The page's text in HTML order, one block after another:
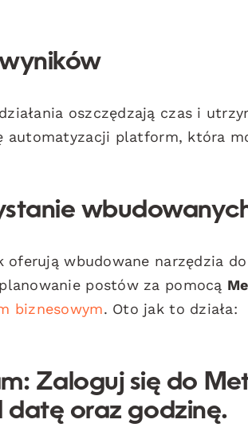
oszczędzają czas i
automatyzacji platform, która
oferują wbudowane narzędzia
postów za pomocą
biznesowym. Oto jak to działa:
Zaloguj się do
datę oraz godzinę.